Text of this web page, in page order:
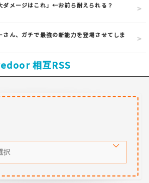
ダメージはこれ」←お前ら耐えられる？
さん、ガチで最強の新能力を登場させてしま
相互RSS